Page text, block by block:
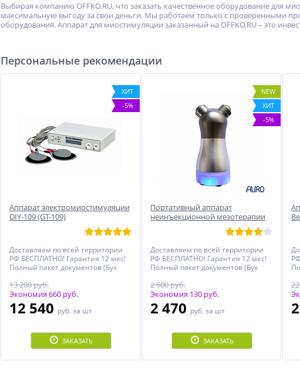
Выбирая компанию OFFKO.RU, что заказать качественное оборудование для
максимальную выгоду за свои деньги. Мы работаем только с проверенными
оборудования. Аппарат для миостимуляции заказанный на OFFKO.RU – это
Персональные рекомендации
ХИТ
-5%
Аппарат электромиостимуляции
DIY-109 (GT-109)
Доставляем по всей территории
РФ БЕСПЛАТНО! Гарантия 12 мес!
Полный пакет документов (Бух
Инструкция, Именной
Сертификат)!
13 200 руб.
Экономия 660 руб.
12 540 руб. за шт
ЗАКАЗАТЬ
NEW
ХИТ
-5%
Портативный аппарат
неинъекционной мезотерапии
Доставляем по всей территории
РФ БЕСПЛАТНО! Гарантия 12 мес!
Полный пакет документов (Бух
Инструкция, Именной
Сертификат)!
2 600 руб.
Экономия 130 руб.
2 470 руб. за шт
ЗАКАЗАТЬ